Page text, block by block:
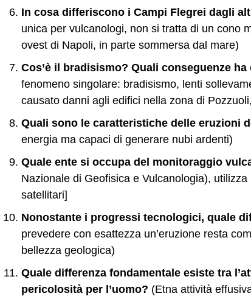
In cosa differiscono i Campi Flegrei dagli
unica per vulcanologi, non si tratta di un cono
ovest di Napoli, in parte sommersa dal mare)
Cos’è il bradisismo? Quali conseguenze
fenomeno singolare: bradisismo, lenti
causato danni agli edifici nella zona di
Quali sono le caratteristiche delle eruzioni
energia ma capaci di generare nubi ardenti)
Quale ente si occupa del monitoraggio
Nazionale di Geofisica e Vulcanologia),
satellitari]
Nonostante i progressi tecnologici, quale
prevedere con esattezza un’eruzione resta
bellezza geologica)
Quale differenza fondamentale esiste tra
pericolosità per l’uomo? (Etna attività